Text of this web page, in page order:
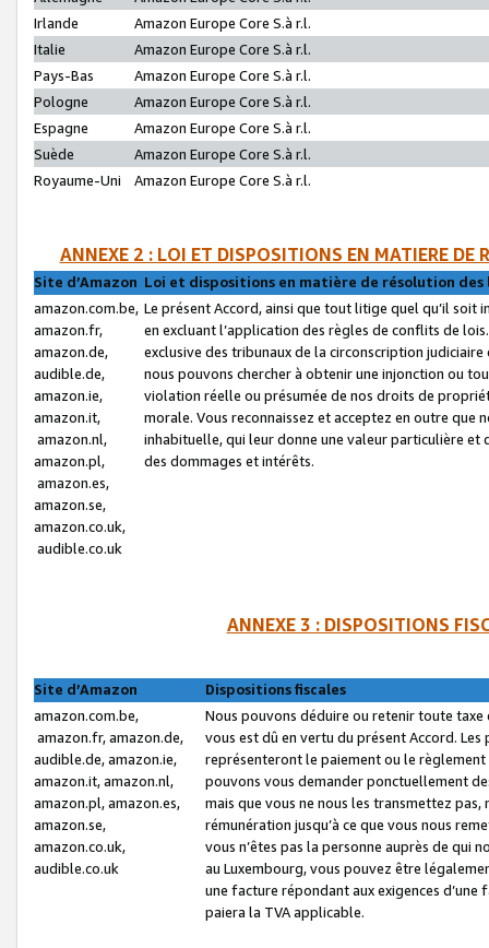
Irlande
Amazon Europe Core S.à r.l.
Italie
Amazon Europe Core S.à r.l.
Pays-Bas
Amazon Europe Core S.à r.l.
Pologne
Amazon Europe Core S.à r.l.
Espagne
Amazon Europe Core S.à r.l.
Suède
Amazon Europe Core S.à r.l.
Royaume-Uni
Amazon Europe Core S.à r.l.
ANNEXE 2 : LOI ET DISPOSITIONS EN MATIERE DE
Site d’Amazon Loi et dispositions en matière de résolution
amazon.com.be,
amazon.fr,
amazon.de,
audible.de,
amazon.ie,
amazon.it,
amazon.nl,
amazon.pl,
amazon.es,
amazon.se,
amazon.co.uk,
audible.co.uk
Le présent Accord, ainsi que tout litige quel qu’il soit
en excluant l’application des règles de conflits de
exclusive des tribunaux de la circonscription
nous pouvons chercher à obtenir une injonction ou
violation réelle ou présumée de nos droits de
morale. Vous reconnaissez et acceptez en outre que
inhabituelle, qui leur donne une valeur particulière
des dommages et intérêts.
ANNEXE 3 : DISPOSITIONS
Site d’Amazon
Dispositions fiscales
amazon.com.be,
amazon.fr, amazon.de,
audible.de, amazon.ie,
amazon.it, amazon.nl,
amazon.pl, amazon.es,
amazon.se,
amazon.co.uk,
audible.co.uk
Nous pouvons déduire ou retenir toute
vous est dû en vertu du présent Accord.
représenteront le paiement ou le
pouvons vous demander ponctuellement
mais que vous ne nous les transmettez
rémunération jusqu’à ce que vous nous
vous n’êtes pas la personne auprès de qui
au Luxembourg, vous pouvez être
une facture répondant aux exigences
paiera la TVA applicable.